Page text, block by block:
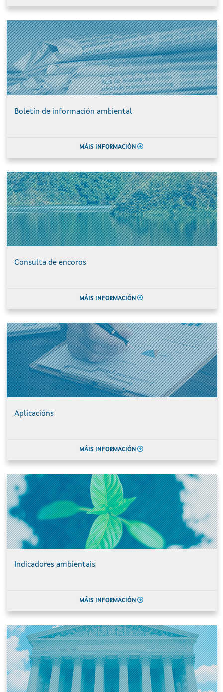
Boletín de información ambiental
MÁIS INFORMACIÓN
Consulta de encoros
MÁIS INFORMACIÓN
Aplicacións
MÁIS INFORMACIÓN
Indicadores ambientais
MÁIS INFORMACIÓN